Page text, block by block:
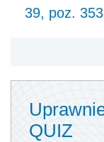
39, poz.
QUIZ